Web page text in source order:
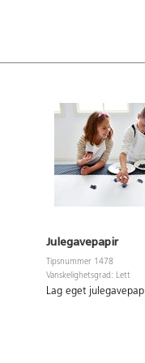
Julegavepapir
Tipsnummer 1478
Vanskelighetsgrad: Lett
Lag eget